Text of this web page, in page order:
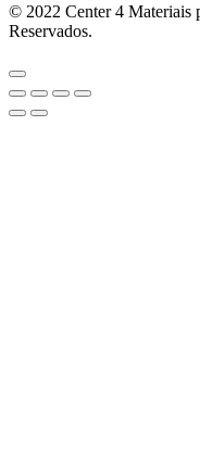
© 2022 Center 4 Materiais
Reservados.